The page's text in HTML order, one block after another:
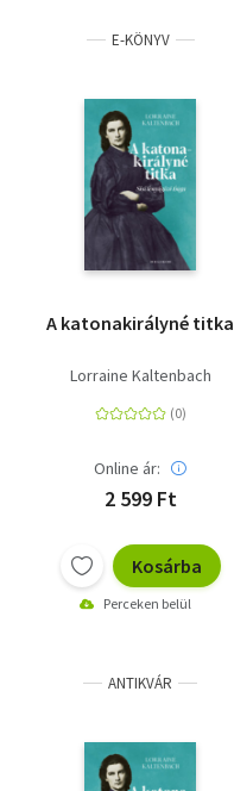
E-KÖNYV
A katonakirályné titka
Lorraine Kaltenbach
Online ár:
2 599 Ft
Kosárba
Perceken belül
ANTIKVÁR